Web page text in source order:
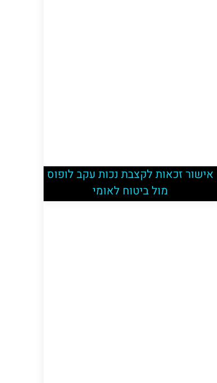
אישור זכאות לקצבת נכות עקב לופוס
מול ביטוח לאומי